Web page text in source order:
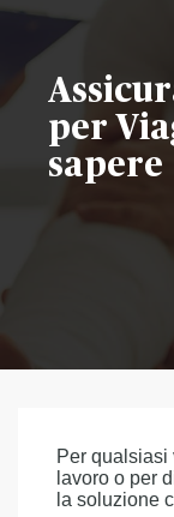
per
sapere
Per qualsiasi
lavoro o per
la soluzione